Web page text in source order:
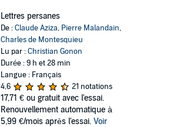
Lettres persanes
De :Claude Aziza, Pierre Malandain,
Charles de Montesquieu
Lu par :Christian Gonon
Durée : 9 h et 28 min
Langue : Français
4,6
21 notations
17,71 € ou gratuit avec l'essai.
Renouvellement automatique à
5,99 €/mois après l'essai. Voir